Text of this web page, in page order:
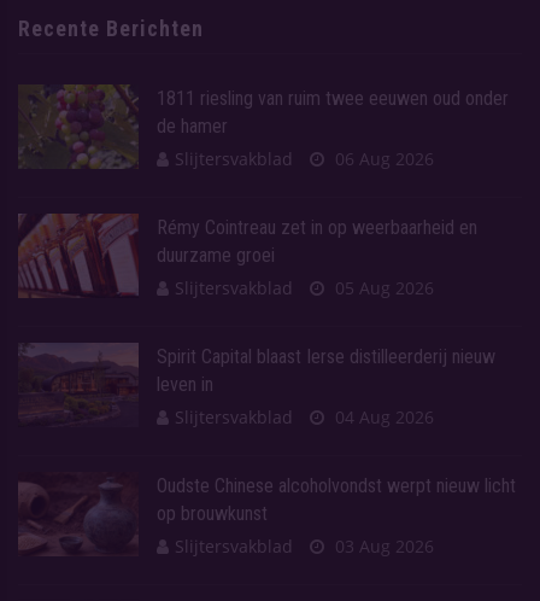
Recente Berichten
1811 riesling van ruim twee eeuwen oud onder
de hamer
Slijtersvakblad
06 Aug 2026
Rémy Cointreau zet in op weerbaarheid en
duurzame groei
Slijtersvakblad
05 Aug 2026
Spirit Capital blaast Ierse distilleerderij nieuw
leven in
Slijtersvakblad
04 Aug 2026
Oudste Chinese alcoholvondst werpt nieuw licht
op brouwkunst
Slijtersvakblad
03 Aug 2026